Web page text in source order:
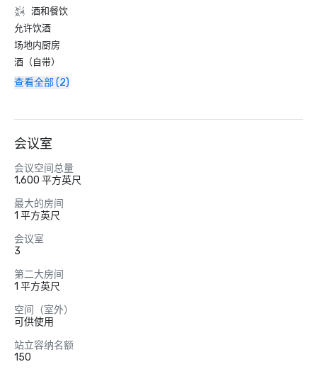
酒和餐饮
允许饮酒
场地内厨房
酒（自带）
查看全部 (2)
会议室
会议空间总量
1,600 平方英尺
最大的房间
1 平方英尺
会议室
3
第二大房间
1 平方英尺
空间（室外）
可供使用
站立容纳名额
150